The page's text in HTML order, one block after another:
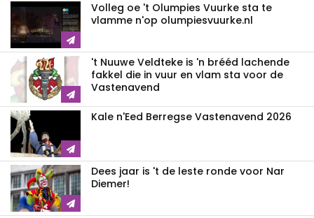
Volleg oe 't Olumpies Vuurke sta te
vlamme n'op olumpiesvuurke.nl
't Nuuwe Veldteke is 'n brééd lachende
fakkel die in vuur en vlam sta voor de
Vastenavend
Kale n'Eed Berregse Vastenavend 2026
Dees jaar is 't de leste ronde voor Nar
Diemer!